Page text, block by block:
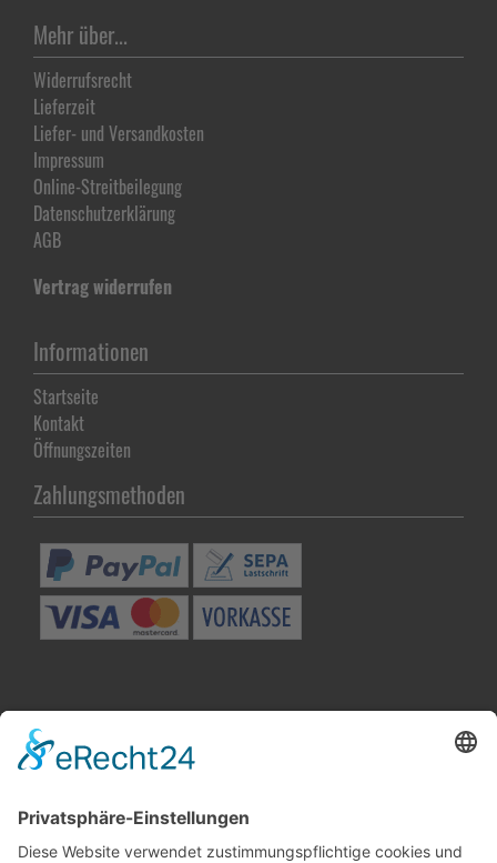
Mehr über...
Widerrufsrecht
Lieferzeit
Liefer- und Versandkosten
Impressum
Online-Streitbeilegung
Datenschutz­erklärung
AGB
Vertrag widerrufen
Informationen
Startseite
Kontakt
Öffnungszeiten
Zahlungsmethoden
Besuchen Sie uns in Winnenden
Wir benötigen Ihre